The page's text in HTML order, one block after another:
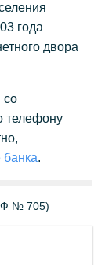
года
двора
со
телефону
.
№ 705)